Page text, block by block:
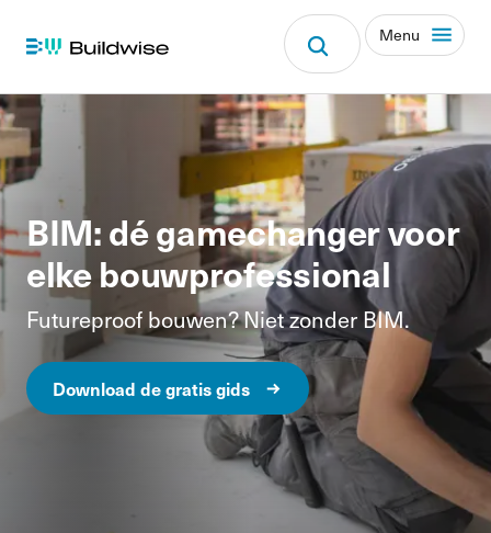
Menu
BIM: dé gamechanger voor
elke bouwprofessional
Futureproof bouwen? Niet zonder BIM.
Download de gratis gids